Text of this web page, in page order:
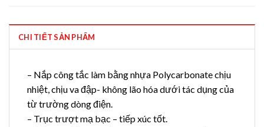
CHI TIẾT SẢN PHẨM
– Nắp công tắc làm bằng nhựa Polycarbonate chịu
nhiệt, chịu va đập- không lão hóa dưới tác dụng của
từ trường dòng điện.
– Trục trượt mạ bạc – tiếp xúc tốt.